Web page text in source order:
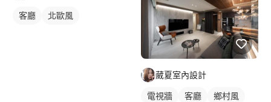
客廳 北歐風
葳夏室內設計
電視牆 客廳 鄉村風